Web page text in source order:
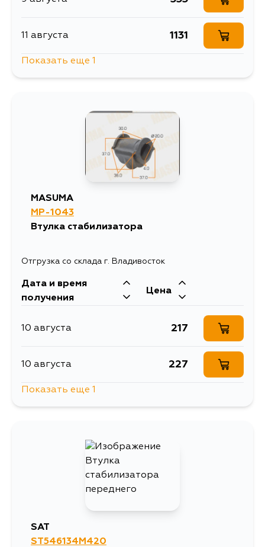
11 августа 1131
Показать еще 1
MASUMA
MP-1043
Втулка стабилизатора
Отгрузка со склада г. Владивосток
Дата и время
получения
Цена
10 августа 217
10 августа 227
Показать еще 1
SAT
ST546134M420